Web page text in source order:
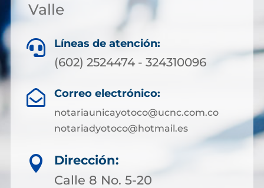
Valle
 Líneas de atención:
(602) 2524474 - 324310096
 Correo electrónico:
notariaunicayotoco@ucnc.com.co
notariadyotoco@hotmail.es

Dirección:
Calle 8 No. 5-20